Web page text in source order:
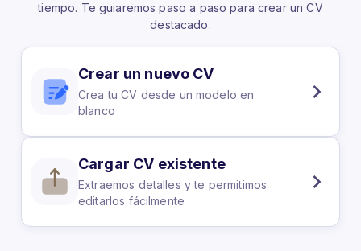
tiempo. Te guiaremos paso a paso para crear un CV
destacado.
Crear un nuevo CV
Crea tu CV desde un modelo en
blanco
Cargar CV existente
Extraemos detalles y te permitimos
editarlos fácilmente